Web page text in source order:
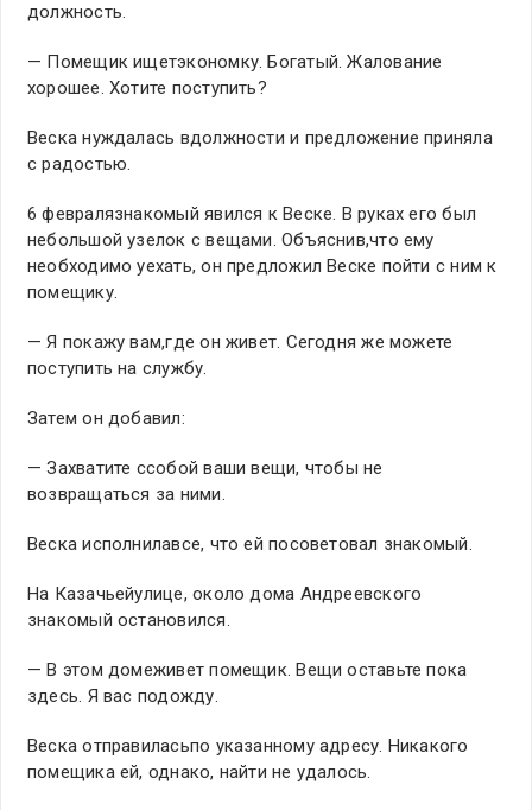
должность.
— Помещик ищетэкономку. Богатый. Жалование
хорошее. Хотите поступить?
Веска нуждалась вдолжности и предложение приняла
с радостью.
6 февралязнакомый явился к Веске. В руках его был
небольшой узелок с вещами. Объяснив,что ему
необходимо уехать, он предложил Веске пойти с ним к
помещику.
— Я покажу вам,где он живет. Сегодня же можете
поступить на службу.
Затем он добавил:
— Захватите ссобой ваши вещи, чтобы не
возвращаться за ними.
Веска исполнилавсе, что ей посоветовал знакомый.
На Казачьейулице, около дома Андреевского
знакомый остановился.
— В этом домеживет помещик. Вещи оставьте пока
здесь. Я вас подожду.
Веска отправиласьпо указанному адресу. Никакого
помещика ей, однако, найти не удалось.